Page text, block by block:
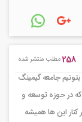
258مطلب منتشر شده
جامعه گیمینگ
در حوزه توسعه و
کنار این ها همیشه